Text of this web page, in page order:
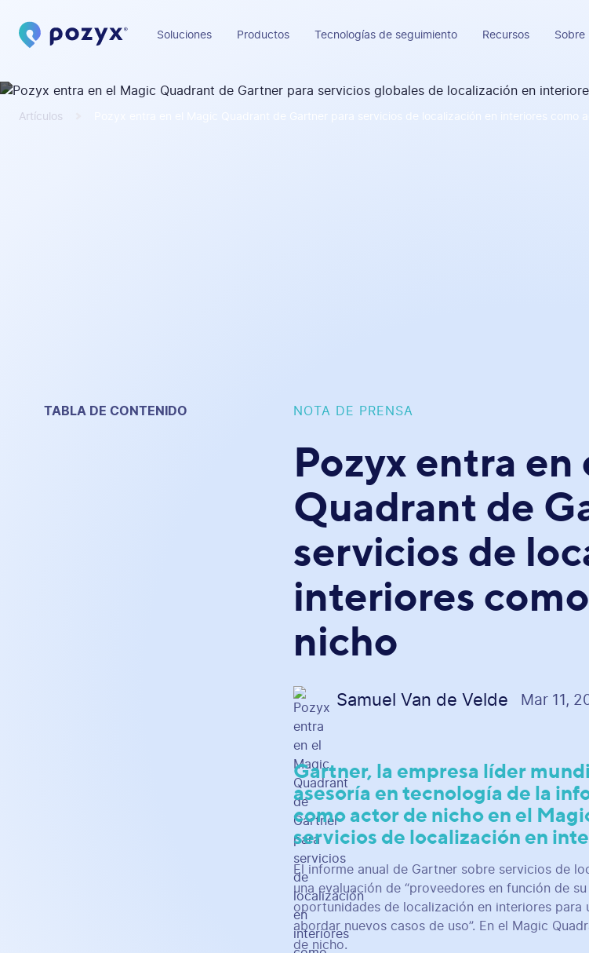
Soluciones Productos Tecnologías de seguimiento Recursos Sobre
Artículos Pozyx entra en el Magic Quadrant de Gartner para servicios de localización en interiores como
TABLA DE CONTENIDO NOTA DE PRENSA
Pozyx entra en
Quadrant de
servicios de
interiores
nicho
Samuel Van de Velde Mar 11,
Gartner, la empresa líder
asesoría en tecnología de la
como actor de nicho en el
servicios de localización en
El informe anual de Gartner sobre servicios de
una evaluación de “proveedores en función de
oportunidades de localización en interiores para
abordar nuevos casos de uso”. En el Magic
de nicho.